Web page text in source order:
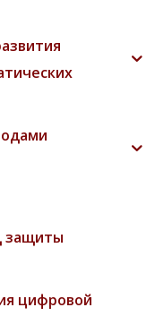
защиты
цифровой